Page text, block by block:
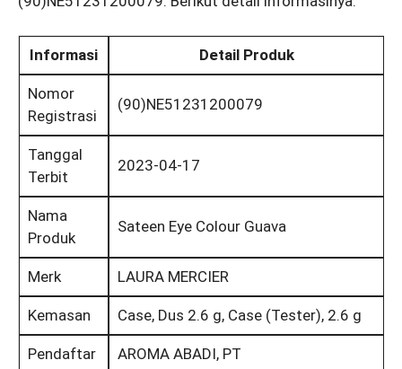
Informasi Detail Produk
Nomor
Registrasi
(90)NE51231200079
Tanggal
Terbit
2023-04-17
Nama
Produk
Sateen Eye Colour Guava
Merk LAURA MERCIER
Kemasan Case, Dus 2.6 g, Case (Tester), 2.6 g
Pendaftar AROMA ABADI, PT